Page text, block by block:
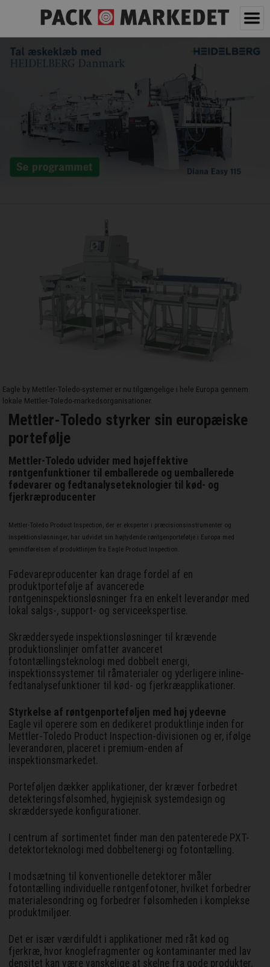
Eagle by Mettler-Toledo-systemer er nu tilgængelige i hele Europa gennem
lokale Mettler-Toledo-markedsorganisationer.
Mettler-Toledo styrker sin europæiske
portefølje
Mettler-Toledo udvider med højeffektive
røntgenfunktioner til emballerede og uemballerede
fødevarer og fedtanalyseteknologier til kød- og
fjerkræproducenter
Mettler-Toledo Product Inspection, der er eksperter i præcisionsinstrumenter og
inspektionsløsninger, har udvidet sin højtydende røntgenportefølje i Europa med
genindførelsen af produktlinjen fra Eagle Product Inspection.
Fødevareproducenter kan drage fordel af en
produktportefølje af avancerede
røntgeninspektionsløsninger fra en enkelt leverandør med
lokal salgs-, support- og serviceekspertise.
Skræddersyede inspektionsløsninger til krævende
produktionslinjer omfatter avanceret
fotontællingsteknologi med dobbelt energi,
inspektionssystemer til råmaterialer og yderligere inline-
fedtanalysefunktioner til kød- og fjerkræapplikationer.
Styrkelse af røntgenporteføljen med høj ydeevne
Eagle vil operere som en dedikeret produktlinje inden for
Mettler-Toledo Product Inspection-divisionen og er, ifølge
leverandøren, placeret i premium-enden af
inspektionsmarkedet.
Porteføljen dækker applikationer, der kræver forbedret
detekteringsfølsomhed, hygiejnisk systemdesign og
skræddersyede konfigurationer.
I centrum af sortimentet finder man den patenterede PXT-
detektorteknologi med dobbeltenergi og fotontælling.
I modsætning til konventionelle detektorer måler
fotontælling individuelle røntgenfotoner, hvilket forbedrer
materialesondring og forbedrer følsomheden i komplekse
produktmiljøer.
Det er især værdifuldt i applikationer med råt kød og
fjerkræ, hvor knoglefragmenter og kontaminanter med lav
densitet kan være vanskelige at skelne fra gode produkter.